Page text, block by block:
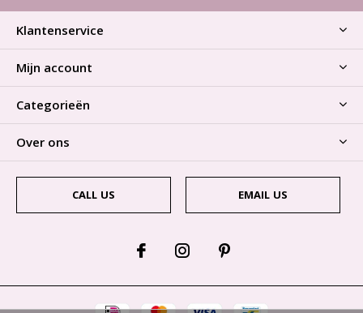
Klantenservice
Mijn account
Categorieën
Over ons
CALL US EMAIL US